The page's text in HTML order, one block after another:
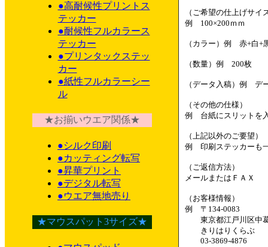
●高耐候性プリントス
テッカー
●耐候性フルカラース
テッカー
●プリンタックステッ
カー
●紙性フルカラーシー
ル
★お揃いウエア関係★
●シルク印刷
●カッティング転写
●昇華プリント
●デジタル転写
●ウエア無地売り
★マウスパット3サイズ★
（ご希望の仕上げサ
例 100×200ｍｍ
（カラー）例 赤+白+
（数量）例 200枚
（データ入稿）例 デ
（その他の仕様）
例 台紙にスリットを
（上記以外のご要望）
例 印刷ステッカーも
（ご返信方法）
メールまたはＦＡＸ
（お客様情報）
例 〒134-0083
東京都江戸川区中葛
きりはりくらぶ
03-3869-4876